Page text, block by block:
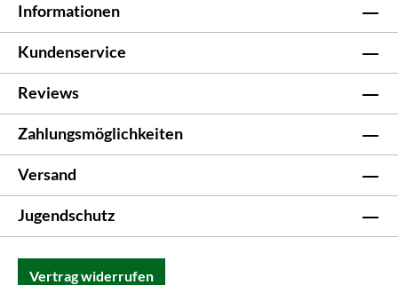
Informationen
Kundenservice
Reviews
Zahlungsmöglichkeiten
Versand
Jugendschutz
Vertrag widerrufen